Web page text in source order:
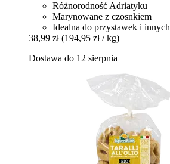
Różnorodność Adriatyku
Marynowane z czosnkiem
Idealna do przystawek i innych
38,99 zł (194,95 zł / kg)
Dostawa do 12 sierpnia